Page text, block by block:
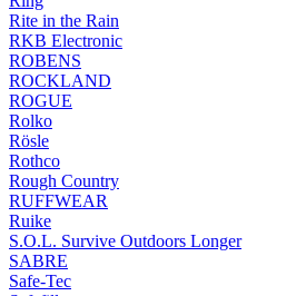
Rite in the Rain
RKB Electronic
ROBENS
ROCKLAND
ROGUE
Rolko
Rösle
Rothco
Rough Country
RUFFWEAR
Ruike
S.O.L. Survive Outdoors Longer
SABRE
Safe-Tec